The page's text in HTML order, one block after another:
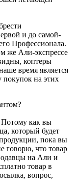
и до самой-
Профессионала.
же Али-экспрессе
коптеры
время является
покупок на этих
Потому как вы
который будет
пока вы
говорю, что товар
на Али и
товар в
вопрос,